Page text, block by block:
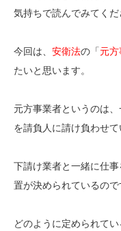
気持ちで読んでみてくだ
今回は、 安衛法の「元
たいと思います。
元方事業者というのは
を請負人に請け負わせて
下請け業者と一緒に仕
置が決められているので
どのように定められてい